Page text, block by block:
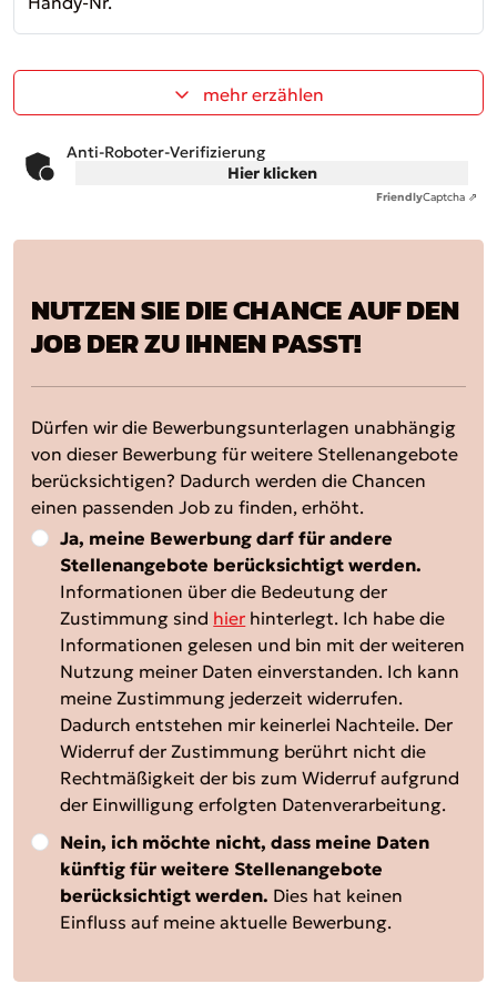
mehr erzählen
Anti-Roboter-Verifizierung
Hier klicken
FriendlyCaptcha ⇗
NUTZEN SIE DIE CHANCE AUF DEN
JOB DER ZU IHNEN PASST!
Dürfen wir die Bewerbungsunterlagen unabhängig
von dieser Bewerbung für weitere Stellenangebote
berücksichtigen? Dadurch werden die Chancen
einen passenden Job zu finden, erhöht.
Ja, meine Bewerbung darf für andere
Stellenangebote berücksichtigt werden.
Informationen über die Bedeutung der
Zustimmung sind hier hinterlegt. Ich habe die
Informationen gelesen und bin mit der weiteren
Nutzung meiner Daten einverstanden. Ich kann
meine Zustimmung jederzeit widerrufen.
Dadurch entstehen mir keinerlei Nachteile. Der
Widerruf der Zustimmung berührt nicht die
Rechtmäßigkeit der bis zum Widerruf aufgrund
der Einwilligung erfolgten Datenverarbeitung.
Nein, ich möchte nicht, dass meine Daten
künftig für weitere Stellenangebote
berücksichtigt werden. Dies hat keinen
Einfluss auf meine aktuelle Bewerbung.